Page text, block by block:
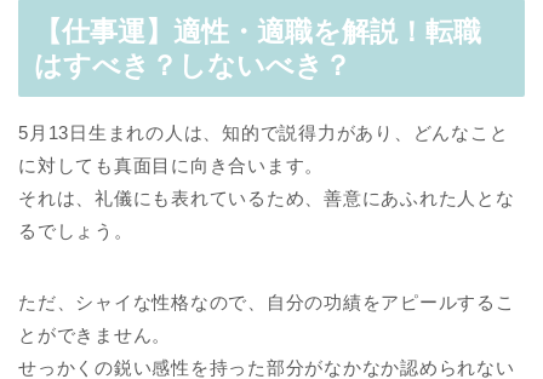
【仕事運】適性・適職を解説！転職
はすべき？しないべき？
5月13日生まれの人は、知的で説得力があり、どんなこと
に対しても真面目に向き合います。
それは、礼儀にも表れているため、善意にあふれた人とな
るでしょう。
ただ、シャイな性格なので、自分の功績をアピールするこ
とができません。
せっかくの鋭い感性を持った部分がなかなか認められない